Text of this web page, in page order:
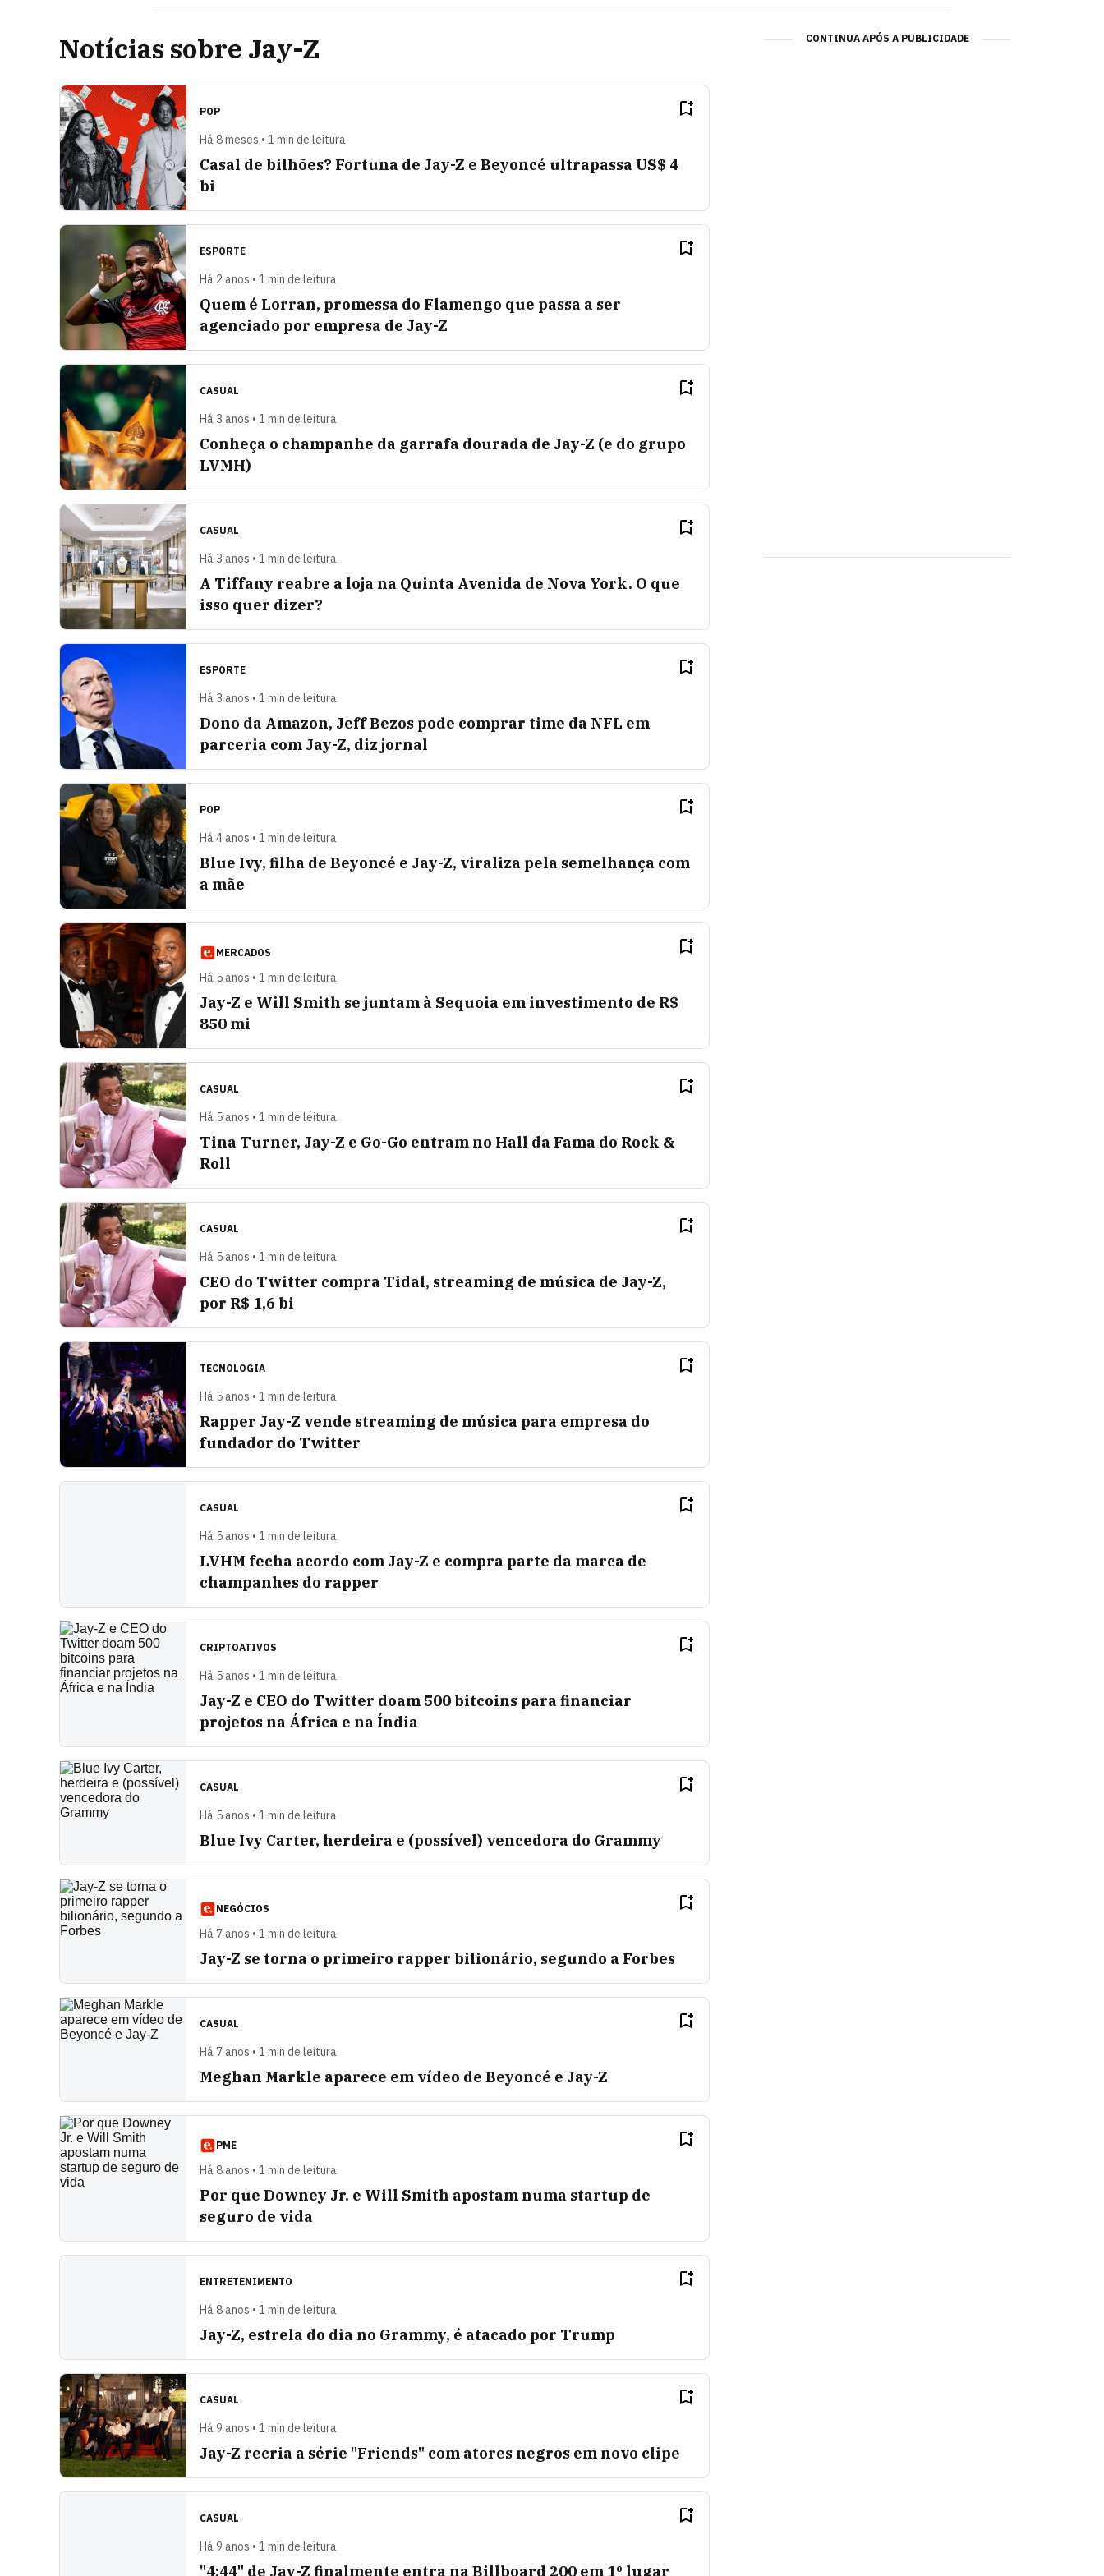
Notícias sobre Jay-Z
POP
Há 8 meses • 1 min de leitura
Casal de bilhões? Fortuna de Jay-Z e Beyoncé ultrapassa US$ 4
bi
ESPORTE
Há 2 anos • 1 min de leitura
Quem é Lorran, promessa do Flamengo que passa a ser
agenciado por empresa de Jay-Z
CASUAL
Há 3 anos • 1 min de leitura
Conheça o champanhe da garrafa dourada de Jay-Z (e do grupo
LVMH)
CASUAL
Há 3 anos • 1 min de leitura
A Tiffany reabre a loja na Quinta Avenida de Nova York. O que
isso quer dizer?
ESPORTE
Há 3 anos • 1 min de leitura
Dono da Amazon, Jeff Bezos pode comprar time da NFL em
parceria com Jay-Z, diz jornal
POP
Há 4 anos • 1 min de leitura
Blue Ivy, filha de Beyoncé e Jay-Z, viraliza pela semelhança com
a mãe
MERCADOS
Há 5 anos • 1 min de leitura
Jay-Z e Will Smith se juntam à Sequoia em investimento de R$
850 mi
CASUAL
Há 5 anos • 1 min de leitura
Tina Turner, Jay-Z e Go-Go entram no Hall da Fama do Rock &
Roll
CASUAL
Há 5 anos • 1 min de leitura
CEO do Twitter compra Tidal, streaming de música de Jay-Z,
por R$ 1,6 bi
TECNOLOGIA
Há 5 anos • 1 min de leitura
Rapper Jay-Z vende streaming de música para empresa do
fundador do Twitter
CASUAL
Há 5 anos • 1 min de leitura
LVHM fecha acordo com Jay-Z e compra parte da marca de
champanhes do rapper
CRIPTOATIVOS
Há 5 anos • 1 min de leitura
Jay-Z e CEO do Twitter doam 500 bitcoins para financiar
projetos na África e na Índia
CASUAL
Há 5 anos • 1 min de leitura
Blue Ivy Carter, herdeira e (possível) vencedora do Grammy
NEGÓCIOS
Há 7 anos • 1 min de leitura
Jay-Z se torna o primeiro rapper bilionário, segundo a Forbes
CASUAL
Há 7 anos • 1 min de leitura
Meghan Markle aparece em vídeo de Beyoncé e Jay-Z
PME
Há 8 anos • 1 min de leitura
Por que Downey Jr. e Will Smith apostam numa startup de
seguro de vida
ENTRETENIMENTO
Há 8 anos • 1 min de leitura
Jay-Z, estrela do dia no Grammy, é atacado por Trump
CASUAL
Há 9 anos • 1 min de leitura
Jay-Z recria a série "Friends" com atores negros em novo clipe
CASUAL
Há 9 anos • 1 min de leitura
"4:44" de Jay-Z finalmente entra na Billboard 200 em 1º lugar
CONTINUA APÓS A PUBLICIDADE